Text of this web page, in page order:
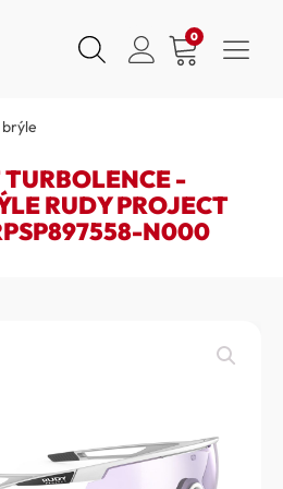
0
TURBOLENCE -
RUDY PROJECT
N000